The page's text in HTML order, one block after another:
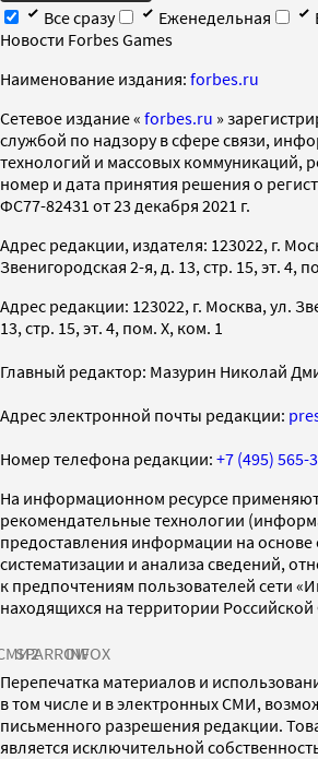
Все сразу
Еженедельная
Новости Forbes Games
Наименование издания: forbes.ru
Cетевое издание « forbes.ru »
службой по надзору в сфере связи,
технологий и массовых коммуникаций,
номер и дата принятия решения о
ФС77-82431 от 23 декабря 2021 г.
Адрес редакции, издателя: 123022, г.
Звенигородская 2-я, д. 13, стр. 15, эт. 4,
Адрес редакции: 123022, г. Москва, ул.
13, стр. 15, эт. 4, пом. X, ком. 1
Главный редактор: Мазурин Николай
Адрес электронной почты редакции:
Номер телефона редакции: +7 (495) 565-
На информационном ресурсе
рекомендательные технологии
предоставления информации на основе
систематизации и анализа сведений,
к предпочтениям пользователей сети
находящихся на территории
SPARROWINFOX
Перепечатка материалов и
в том числе и в электронных СМИ,
письменного разрешения редакции.
является исключительной